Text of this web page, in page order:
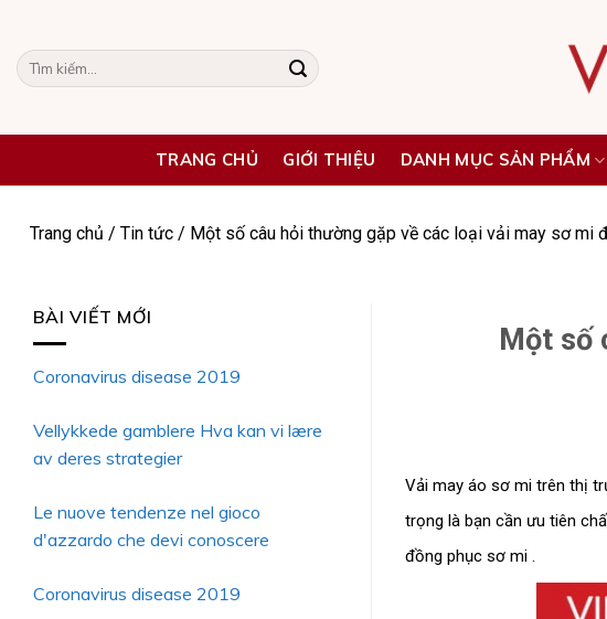
content
Tìm
kiếm:
TRANG CHỦ GIỚI THIỆU DANH MỤC SẢN PHẨM
Trang chủ / Tin tức / Một số câu hỏi thường gặp về các loại vải may sơ mi
BÀI VIẾT MỚI
Coronavirus disease 2019
Vellykkede gamblere Hva kan vi lære
av deres strategier
Le nuove tendenze nel gioco
d'azzardo che devi conoscere
Coronavirus disease 2019
Một số
Vải may áo sơ mi trên thị
trọng là bạn cần ưu tiên
đồng phục sơ mi .